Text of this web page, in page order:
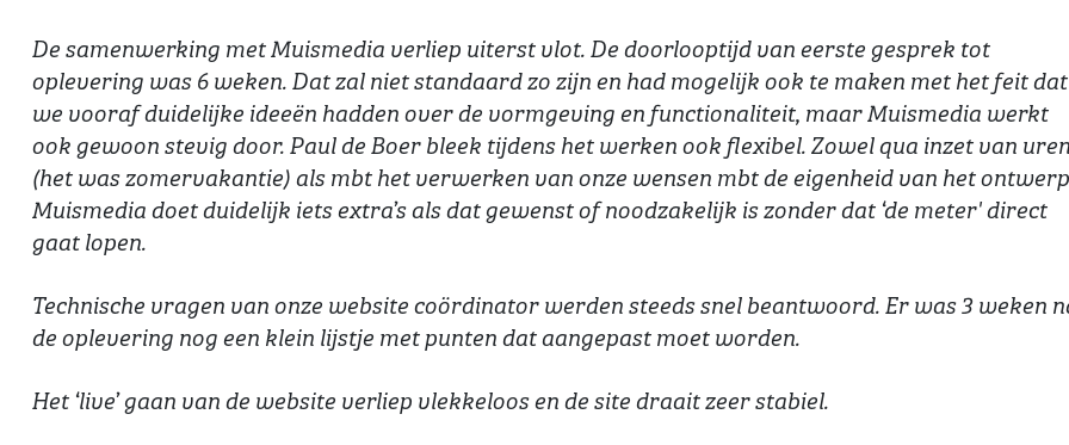
De samenwerking met Muismedia verliep uiterst vlot. De doorlooptijd van eerste gesprek tot
oplevering was 6 weken. Dat zal niet standaard zo zijn en had mogelijk ook te maken met het feit dat
we vooraf duidelijke ideeën hadden over de vormgeving en functionaliteit, maar Muismedia werkt
ook gewoon stevig door. Paul de Boer bleek tijdens het werken ook flexibel. Zowel qua inzet van uren
(het was zomervakantie) als mbt het verwerken van onze wensen mbt de eigenheid van het
Muismedia doet duidelijk iets extra’s als dat gewenst of noodzakelijk is zonder dat ‘de meter' direct
gaat lopen.
Technische vragen van onze website coördinator werden steeds snel beantwoord. Er was 3 weken
de oplevering nog een klein lijstje met punten dat aangepast moet worden.
Het ‘live’ gaan van de website verliep vlekkeloos en de site draait zeer stabiel.